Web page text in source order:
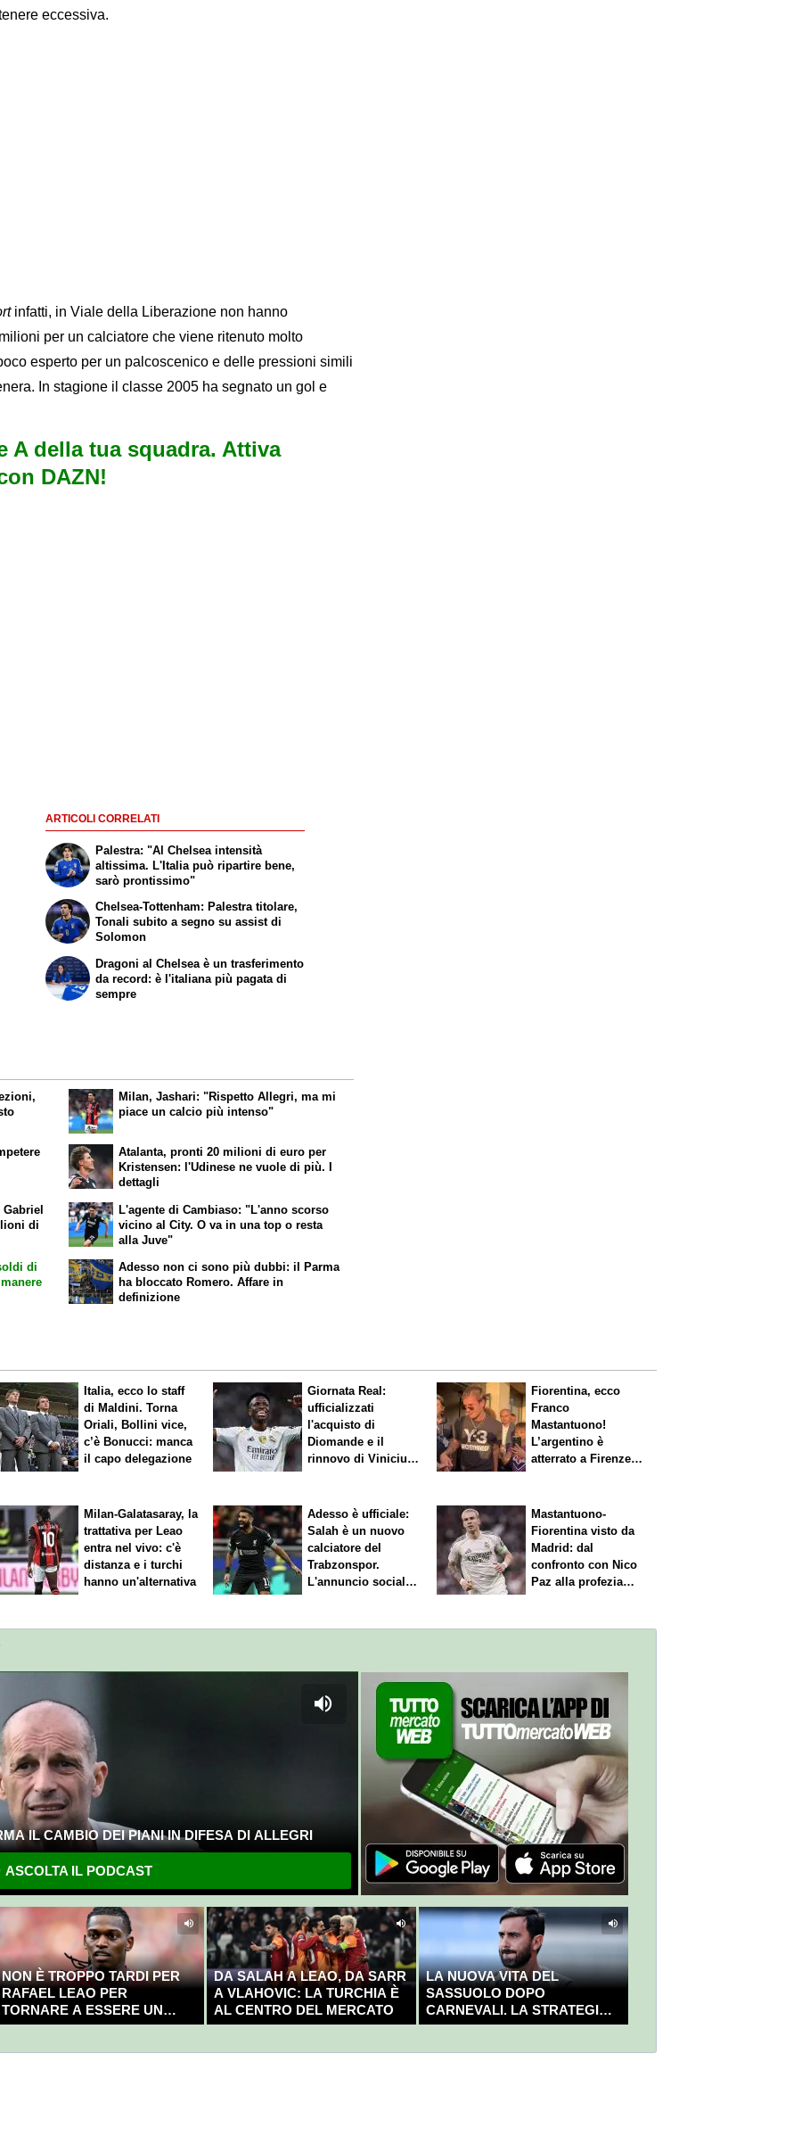
eccessiva.
infatti, in Viale della Liberazione non hanno
per un calciatore che viene ritenuto molto
esperto per un palcoscenico e delle pressioni simili
In stagione il classe 2005 ha segnato un gol e
A della tua squadra. Attiva
DAZN!
ARTICOLI CORRELATI
Palestra: "Al Chelsea intensità
altissima. L'Italia può ripartire bene,
sarò prontissimo"
Chelsea-Tottenham: Palestra titolare,
Tonali subito a segno su assist di
Solomon
Dragoni al Chelsea è un trasferimento
da record: è l'italiana più pagata di
sempre
Milan, Jashari: "Rispetto Allegri, ma mi
piace un calcio più intenso"
Atalanta, pronti 20 milioni di euro per
Kristensen: l'Udinese ne vuole di più. I
dettagli
di
di
L'agente di Cambiaso: "L'anno scorso
vicino al City. O va in una top o resta
alla Juve"
Adesso non ci sono più dubbi: il Parma
ha bloccato Romero. Affare in
definizione
Italia, ecco lo staff
di Maldini. Torna
Oriali, Bollini vice,
c’è Bonucci: manca
il capo delegazione
Giornata Real:
ufficializzati
l'acquisto di
Diomande e il
rinnovo di Vinicius.
Fiorentina, ecco
Franco
Mastantuono!
L’argentino è
atterrato a Firenze,
Milan-Galatasaray, la
trattativa per Leao
entra nel vivo: c'è
distanza e i turchi
hanno un'alternativa
Adesso è ufficiale:
Salah è un nuovo
calciatore del
Trabzonspor.
L'annuncio social
Mastantuono-
Fiorentina visto da
Madrid: dal
confronto con Nico
Paz alla profezia
IL CAMBIO DEI PIANI IN DIFESA DI ALLEGRI
ASCOLTA IL PODCAST
NON È TROPPO TARDI PER
RAFAEL LEAO PER
TORNARE A ESSERE UN
CAMPIONE
DA SALAH A LEAO, DA SARR
A VLAHOVIC: LA TURCHIA È
AL CENTRO DEL MERCATO
LA NUOVA VITA DEL
SASSUOLO DOPO
CARNEVALI. LA STRATEGIA È
GIÀ CHIARA E DECISA